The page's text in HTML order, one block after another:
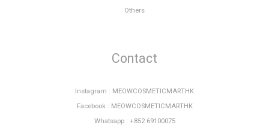
Others
Contact
Instagram : MEOWCOSMETICMARTHK
Facebook : MEOWCOSMETICMARTHK
Whatsapp : +852 69100075